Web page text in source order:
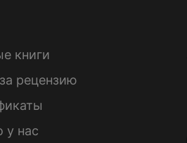
книги
рецензию
у нас